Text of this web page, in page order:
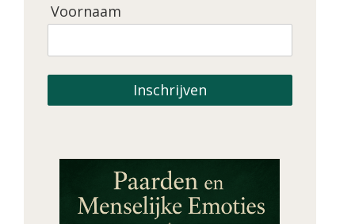
Voornaam
Inschrijven